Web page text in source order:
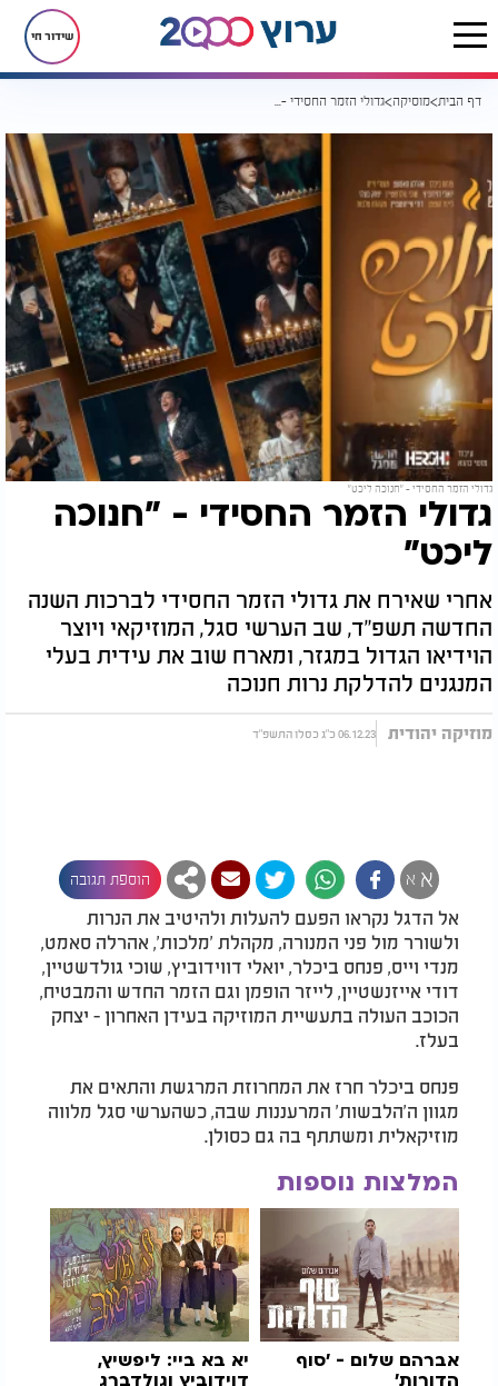
שידור חי
דף הבית מוסיקה גדולי הזמר החסידי - "חנוכה ליכט"
גדולי הזמר החסידי - "חנוכה ליכט"
גדולי הזמר החסידי - "חנוכה
ליכט"
אחרי שאירח את גדולי הזמר החסידי לברכות השנה
החדשה תשפ"ד, שב הערשי סגל, המוזיקאי ויוצר
הוידיאו הגדול במגזר, ומארח שוב את עידית בעלי
המנגנים להדלקת נרות חנוכה
מוזיקה יהודית 06.12.23 כ"ג כסלו התשפ"ד
א א הוספת תגובה
אל הדגל נקראו הפעם להעלות ולהיטיב את הנרות
ולשורר מול פני המנורה, מקהלת 'מלכות', אהרלה סאמט,
מנדי וייס, פנחס ביכלר, יואלי דווידוביץ, שוכי גולדשטיין,
דודי אייזנשטיין, לייזר הופמן וגם הזמר החדש והמבטיח,
הכוכב העולה בתעשיית המוזיקה בעידן האחרון - יצחק
בעלז.
פנחס ביכלר חרז את המחרוזת המרגשת והתאים את
מגוון ה'הלבשות' המרעננות שבה, כשהערשי סגל מלווה
מוזיקאלית ומשתתף בה גם כסולן.
המלצות נוספות
אברהם שלום - 'סוף
הדורות'
יא בא ביי: ליפשיץ,
דוידוביץ וגולדברג